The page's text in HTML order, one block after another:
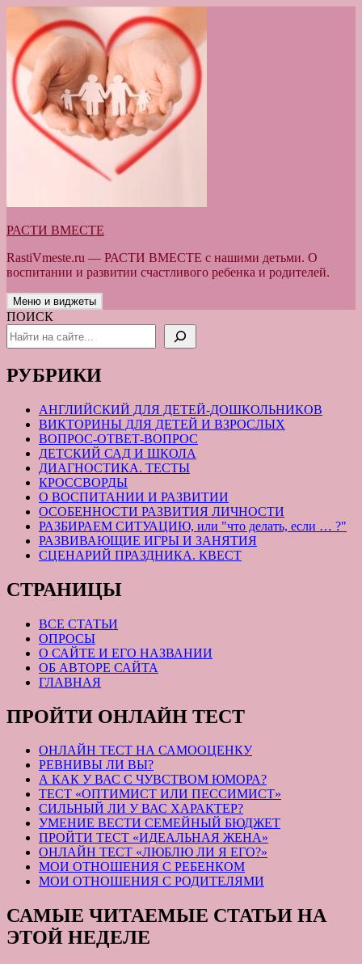
Перейти
содержимому
РАСТИ ВМЕСТЕ
RastiVmeste.ru — РАСТИ ВМЕСТЕ с нашими детьми. О
воспитании и развитии счастливого ребенка и родителей.
Меню и виджеты
ПОИСК
РУБРИКИ
АНГЛИЙСКИЙ ДЛЯ ДЕТЕЙ-ДОШКОЛЬНИКОВ
ВИКТОРИНЫ ДЛЯ ДЕТЕЙ И ВЗРОСЛЫХ
ВОПРОС-ОТВЕТ-ВОПРОС
ДЕТСКИЙ САД И ШКОЛА
ДИАГНОСТИКА. ТЕСТЫ
КРОССВОРДЫ
О ВОСПИТАНИИ И РАЗВИТИИ
ОСОБЕННОСТИ РАЗВИТИЯ ЛИЧНОСТИ
РАЗБИРАЕМ СИТУАЦИЮ, или "что делать, если … ?"
РАЗВИВАЮЩИЕ ИГРЫ И ЗАНЯТИЯ
СЦЕНАРИЙ ПРАЗДНИКА. КВЕСТ
СТРАНИЦЫ
ВСЕ СТАТЬИ
ОПРОСЫ
О САЙТЕ И ЕГО НАЗВАНИИ
ОБ АВТОРЕ САЙТА
ГЛАВНАЯ
ПРОЙТИ ОНЛАЙН ТЕСТ
ОНЛАЙН ТЕСТ НА САМООЦЕНКУ
РЕВНИВЫ ЛИ ВЫ?
А КАК У ВАС С ЧУВСТВОМ ЮМОРА?
ТЕСТ «ОПТИМИСТ ИЛИ ПЕССИМИСТ»
СИЛЬНЫЙ ЛИ У ВАС ХАРАКТЕР?
УМЕНИЕ ВЕСТИ СЕМЕЙНЫЙ БЮДЖЕТ
ПРОЙТИ ТЕСТ «ИДЕАЛЬНАЯ ЖЕНА»
ОНЛАЙН ТЕСТ «ЛЮБЛЮ ЛИ Я ЕГО?»
МОИ ОТНОШЕНИЯ С РЕБЕНКОМ
МОИ ОТНОШЕНИЯ С РОДИТЕЛЯМИ
САМЫЕ ЧИТАЕМЫЕ СТАТЬИ НА
ЭТОЙ НЕДЕЛЕ